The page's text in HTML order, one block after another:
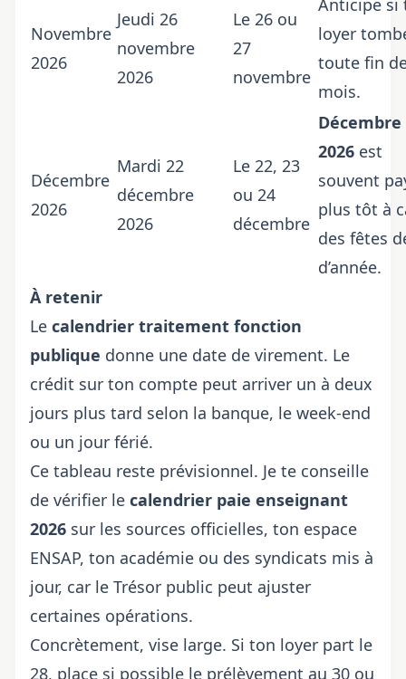
Novembre
2026
Jeudi 26
novembre
2026
Le 26 ou
27
novembre
Anticipe si
loyer
toute fin
mois.
Décembre
2026
Mardi 22
décembre
2026
Le 22, 23
ou 24
décembre
Décembre
2026 est
souvent
plus tôt à
des fêtes
d’année.
À retenir
Le calendrier traitement fonction
publique donne une date de virement. Le
crédit sur ton compte peut arriver un à deux
jours plus tard selon la banque, le week-end
ou un jour férié.
Ce tableau reste prévisionnel. Je te conseille
de vérifier le calendrier paie enseignant
2026 sur les sources officielles, ton espace
ENSAP, ton académie ou des syndicats mis à
jour, car le Trésor public peut ajuster
certaines opérations.
Concrètement, vise large. Si ton loyer part le
28, place si possible le prélèvement au 30 ou